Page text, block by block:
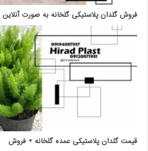
فروش گلدان پلاستیکی گلخانه به صورت آنلاین
قیمت گلدان پلاستیکی عمده گلخانه + فروش